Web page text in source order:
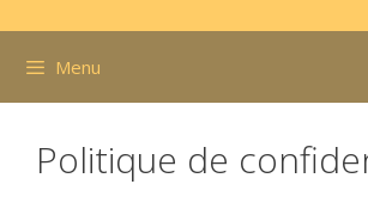
Menu
Politique de